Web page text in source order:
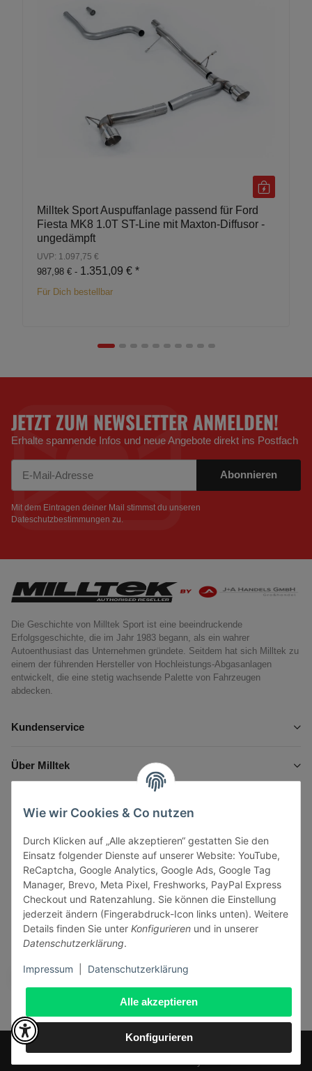
Alle akzeptieren
Konfigurieren
Wie wir Cookies & Co nutzen
Durch Klicken auf „Alle akzeptieren“ gestatten Sie den
Einsatz folgender Dienste auf unserer Website: YouTube,
ReCaptcha, Google Analytics, Google Ads, Google Tag
Manager, Brevo, Meta Pixel, Freshworks, PayPal Express
Checkout und Ratenzahlung. Sie können die Einstellung
jederzeit ändern (Fingerabdruck-Icon links unten). Weitere
Details finden Sie unter Konfigurieren und in unserer
Datenschutzerklärung.
Impressum Datenschutzerklärung
Milltek Sport Auspuffanlage passend für Ford
Fiesta MK8 1.0T ST-Line mit Maxton-Diffusor -
ungedämpft
UVP: 1.097,75 €
987,98 € - 1.351,09 € *
Für Dich bestellbar
JETZT ZUM NEWSLETTER ANMELDEN!
Erhalte spannende Infos und neue Angebote direkt ins Postfach
Abonnieren
Mit dem Eintragen deiner Mail stimmst du unseren
Dateschutzbestimmungen zu.
Die Geschichte von Milltek Sport ist eine beeindruckende
Erfolgsgeschichte, die im Jahr 1983 begann, als ein wahrer
Autoenthusiast das Unternehmen gründete. Seitdem hat sich Milltek zu
einem der führenden Hersteller von Hochleistungs-Abgasanlagen
entwickelt, die eine stetig wachsende Palette von Fahrzeugen
abdecken.
Kundenservice
Über Milltek
Gesetzliche Informationen
Vertrag widerrufen
Sicher bezahlen via: